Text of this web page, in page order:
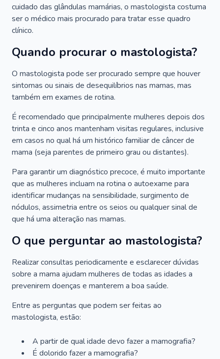
cuidado das glândulas mamárias, o mastologista costuma
ser o médico mais procurado para tratar esse quadro
clínico.
Quando procurar o mastologista?
O mastologista pode ser procurado sempre que houver
sintomas ou sinais de desequilíbrios nas mamas, mas
também em exames de rotina.
É recomendado que principalmente mulheres depois dos
trinta e cinco anos mantenham visitas regulares, inclusive
em casos no qual há um histórico familiar de câncer de
mama (seja parentes de primeiro grau ou distantes).
Para garantir um diagnóstico precoce, é muito importante
que as mulheres incluam na rotina o autoexame para
identificar mudanças na sensibilidade, surgimento de
nódulos, assimetria entre os seios ou qualquer sinal de
que há uma alteração nas mamas.
O que perguntar ao mastologista?
Realizar consultas periodicamente e esclarecer dúvidas
sobre a mama ajudam mulheres de todas as idades a
prevenirem doenças e manterem a boa saúde.
Entre as perguntas que podem ser feitas ao
mastologista, estão:
A partir de qual idade devo fazer a mamografia?
É dolorido fazer a mamografia?